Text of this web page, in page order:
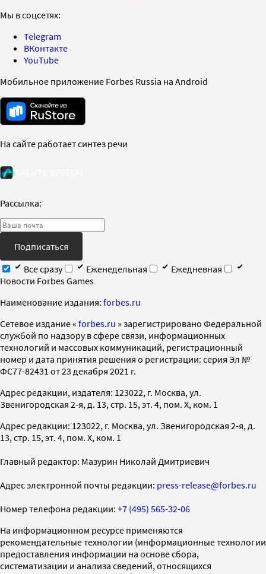
Мы в соцсетях:
Telegram
ВКонтакте
YouTube
Мобильное приложение Forbes Russia на Android
На сайте работает синтез речи
Рассылка:
Подписаться
Все сразу
Еженедельная
Ежедневная
Новости Forbes Games
Наименование издания: forbes.ru
Cетевое издание « forbes.ru » зарегистрировано Федеральной
службой по надзору в сфере связи, информационных
технологий и массовых коммуникаций, регистрационный
номер и дата принятия решения о регистрации: серия Эл №
ФС77-82431 от 23 декабря 2021 г.
Адрес редакции, издателя: 123022, г. Москва, ул.
Звенигородская 2-я, д. 13, стр. 15, эт. 4, пом. X, ком. 1
Адрес редакции: 123022, г. Москва, ул. Звенигородская 2-я, д.
13, стр. 15, эт. 4, пом. X, ком. 1
Главный редактор: Мазурин Николай Дмитриевич
Адрес электронной почты редакции: press-release@forbes.ru
Номер телефона редакции: +7 (495) 565-32-06
На информационном ресурсе применяются
рекомендательные технологии (информационные технологии
предоставления информации на основе сбора,
систематизации и анализа сведений, относящихся